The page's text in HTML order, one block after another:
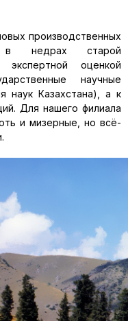
производственных
в недрах старой
экспертной оценкой
научные
наук Казахстана), а к
Для нашего филиала
и мизерные, но всё-